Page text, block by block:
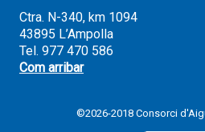
Ctra. N-340, km 1094
43895 L’Ampolla
Tel. 977 470 586
Com arribar
©2026-2018 Consorci